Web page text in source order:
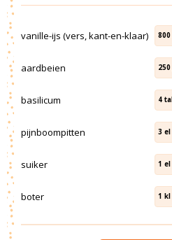
vanille-ijs (vers, kant-en-klaar) 800
aardbeien 250
basilicum 4
pijnboompitten 3 el
suiker 1 el
boter 1 kl